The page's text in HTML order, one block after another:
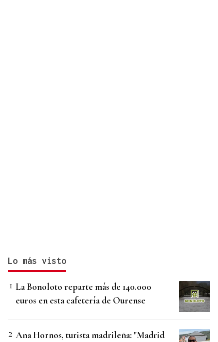
Lo más visto
La Bonoloto reparte más de 140.000
euros en esta cafetería de Ourense
Ana Hornos, turista madrileña: "Madrid